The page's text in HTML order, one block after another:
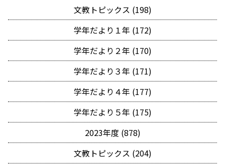
文教トピックス (198)
学年だより１年 (172)
学年だより２年 (170)
学年だより３年 (171)
学年だより４年 (177)
学年だより５年 (175)
2023年度 (878)
文教トピックス (204)